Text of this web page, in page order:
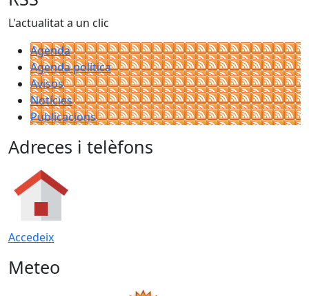
L'actualitat a un clic
Agenda
Agenda política
Avisos
Notícies
Publicacions
Adreces i telèfons
Accedeix
Meteo